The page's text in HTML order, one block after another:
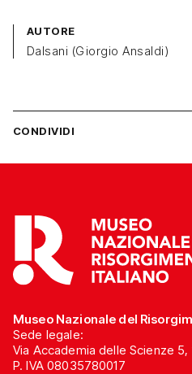
AUTORE
Dalsani (Giorgio Ansaldi)
CONDIVIDI
Museo Nazionale del
Sede legale:
Via Accademia delle Scienze 5,
P. IVA 08035780017